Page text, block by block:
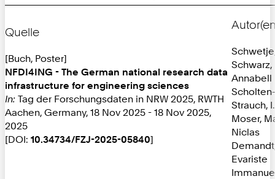
Quelle
[Buch, Poster]
NFDI4ING - The German national research data
infrastructure for engineering sciences
In: Tag der Forschungsdaten in NRW 2025, RWTH
Aachen, Germany, 18 Nov 2025 - 18 Nov 2025,
2025
[DOI: 10.34734/FZJ-2025-05840]
Schwarz,
Annabell
Scholten-
Strauch, I.
Moser,
Niclas
Evariste